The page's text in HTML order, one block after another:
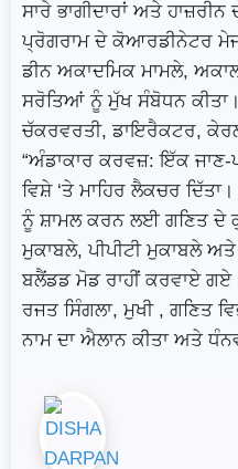
ਸਾਰੇ ਭਾਗੀਦਾਰਾਂ ਅਤੇ ਹਾਜ਼ਰੀਨ
ਪ੍ਰੋਗਰਾਮ ਦੇ ਕੋਆਰਡੀਨੇਟਰ
ਡੀਨ ਅਕਾਦਮਿਕ ਮਾਮਲੇ,
ਸਰੋਤਿਆਂ ਨੂੰ ਮੁੱਖ ਸੰਬੋਧਨ
ਚੱਕਰਵਰਤੀ, ਡਾਇਰੈਕਟਰ,
“ਅੰਡਾਕਾਰ ਕਰਵਜ਼: ਇੱਕ
ਵਿਸ਼ੇ ‘ਤੇ ਮਾਹਿਰ ਲੈਕਚਰ
ਨੂੰ ਸ਼ਾਮਲ ਕਰਨ ਲਈ ਗਣਿਤ ਦੇ
ਮੁਕਾਬਲੇ, ਪੀਪੀਟੀ ਮੁਕਾਬਲੇ
ਬਲੈਂਡਡ ਮੋਡ ਰਾਹੀਂ ਕਰਵਾਏ
ਰਜਤ ਸਿੰਗਲਾ, ਮੁਖੀ , ਗਣਿਤ
ਨਾਮ ਦਾ ਐਲਾਨ ਕੀਤਾ ਅਤੇ